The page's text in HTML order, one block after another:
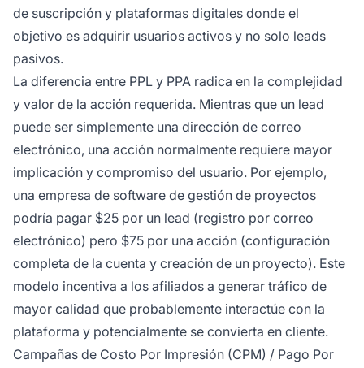
de suscripción y plataformas digitales donde el
objetivo es adquirir usuarios activos y no solo leads
pasivos.
La diferencia entre PPL y PPA radica en la complejidad
y valor de la acción requerida. Mientras que un lead
puede ser simplemente una dirección de correo
electrónico, una acción normalmente requiere mayor
implicación y compromiso del usuario. Por ejemplo,
una empresa de software de gestión de proyectos
podría pagar $25 por un lead (registro por correo
electrónico) pero $75 por una acción (configuración
completa de la cuenta y creación de un proyecto). Este
modelo incentiva a los afiliados a generar tráfico de
mayor calidad que probablemente interactúe con la
plataforma y potencialmente se convierta en cliente.
Campañas de Costo Por Impresión (CPM) / Pago Por